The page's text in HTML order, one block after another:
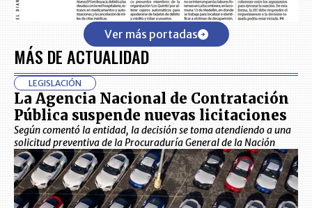
Ver más portadas
MÁS DE ACTUALIDAD
LEGISLACIÓN
La Agencia Nacional de Contratación
Pública suspende nuevas licitaciones
Según comentó la entidad, la decisión se toma atendiendo a una
solicitud preventiva de la Procuraduría General de la Nación